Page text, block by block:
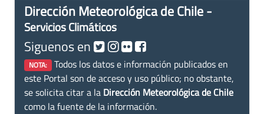
Dirección Meteorológica de Chile -
Servicios Climáticos
Siguenos en
NOTA: Todos los datos e información publicados en
este Portal son de acceso y uso público; no obstante,
se solicita citar a la Dirección Meteorológica de Chile
como la fuente de la información.